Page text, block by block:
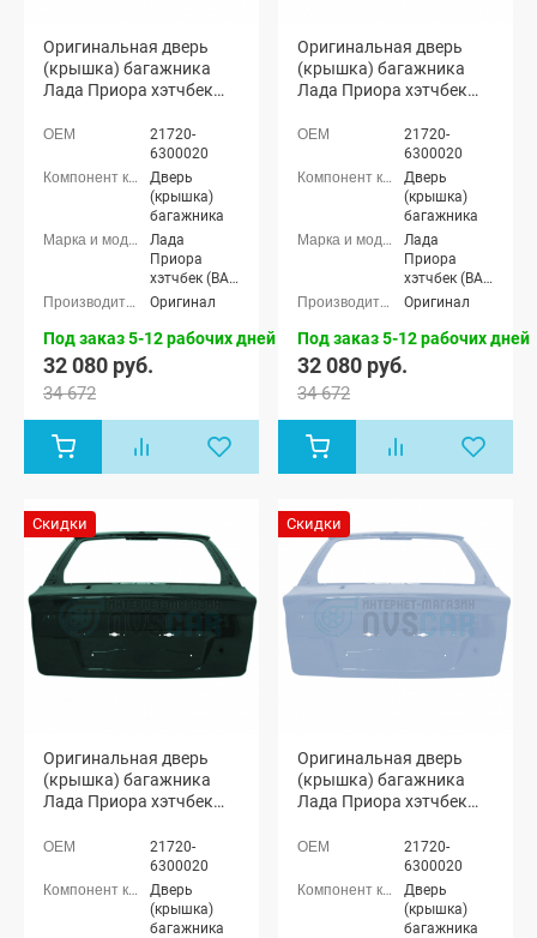
Оригинальная дверь
(крышка) багажника
Лада Приора хэтчбек
21720-
6300020
Дверь
(крышка)
багажника
Лада
Приора
хэтчбек (ВАЗ
2172), Лада
хэтчбек (ВАЗ
Оригинал
Под заказ 5-12 рабочих дней
32 080 руб.
34 672
Оригинальная дверь
(крышка) багажника
Лада Приора хэтчбек
21720-
6300020
Дверь
(крышка)
багажника
Лада
Приора
хэтчбек (ВАЗ
2172), Лада
хэтчбек (ВАЗ
Оригинал
Под заказ 5-12 рабочих дней
32 080 руб.
34 672
Скидки
Оригинальная дверь
(крышка) багажника
Лада Приора хэтчбек
21720-
6300020
Дверь
(крышка)
багажника
Скидки
Оригинальная дверь
(крышка) багажника
Лада Приора хэтчбек
королева 690)21720-
6300020
Дверь
(крышка)
багажника